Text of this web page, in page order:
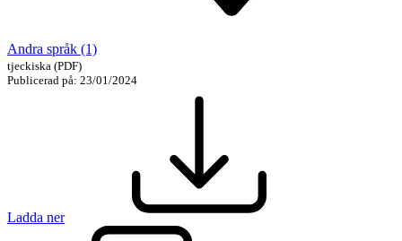
Andra språk (1)
tjeckiska (PDF)
Publicerad på: 23/01/2024
Ladda ner